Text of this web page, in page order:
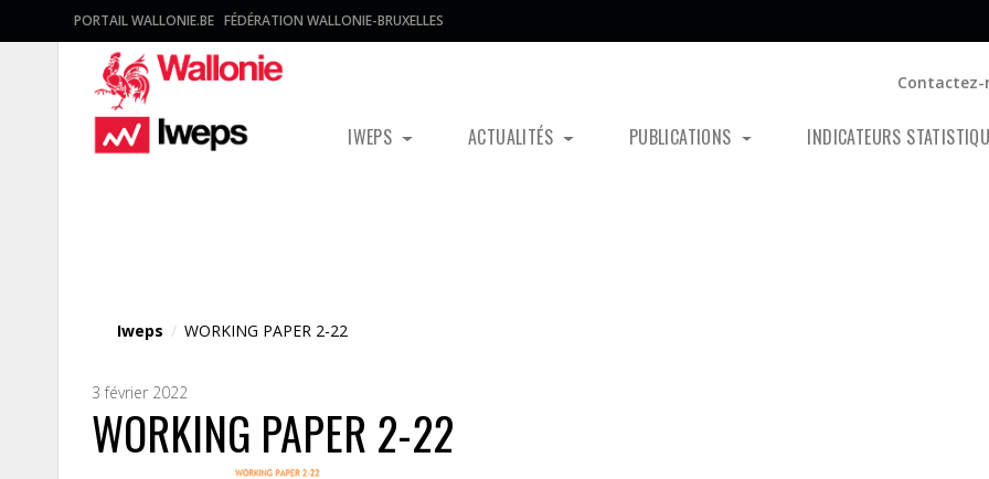
PORTAIL WALLONIE.BE FÉDÉRATION WALLONIE-BRUXELLES
Contactez-
IWEPS ACTUALITÉS PUBLICATIONS INDICATEURS
Iweps / WORKING PAPER 2-22
3 février 2022
WORKING PAPER 2-22